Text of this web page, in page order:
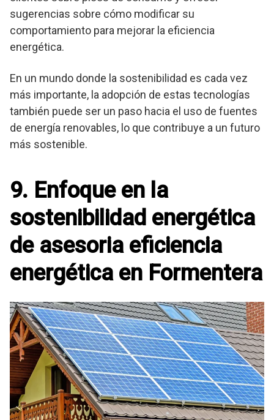
sugerencias sobre cómo modificar su
comportamiento para mejorar la eficiencia
energética.
En un mundo donde la sostenibilidad es cada vez
más importante, la adopción de estas tecnologías
también puede ser un paso hacia el uso de fuentes
de energía renovables, lo que contribuye a un futuro
más sostenible.
9. Enfoque en la
sostenibilidad energética
de asesoria eficiencia
energética en Formentera